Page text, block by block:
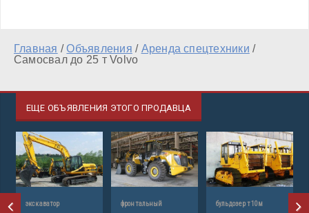
Главная /Объявления / Аренда спецтехники /
Самосвал до 25 т Volvo
ЕЩЕ ОБЪЯВЛЕНИЯ ЭТОГО ПРОДАВЦА
экскаватор
фронтальный
бульдозер т10м